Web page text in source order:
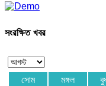
সংরক্ষিত খবর
সোম মঙ্গল